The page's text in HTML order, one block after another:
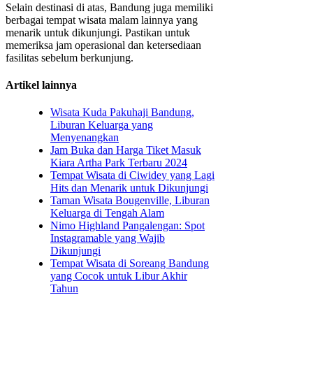
Selain destinasi di atas, Bandung juga memiliki
berbagai tempat wisata malam lainnya yang
menarik untuk dikunjungi. Pastikan untuk
memeriksa jam operasional dan ketersediaan
fasilitas sebelum berkunjung.
Artikel lainnya
Wisata Kuda Pakuhaji Bandung,
Liburan Keluarga yang
Menyenangkan
Jam Buka dan Harga Tiket Masuk
Kiara Artha Park Terbaru 2024
Tempat Wisata di Ciwidey yang Lagi
Hits dan Menarik untuk Dikunjungi
Taman Wisata Bougenville, Liburan
Keluarga di Tengah Alam
Nimo Highland Pangalengan: Spot
Instagramable yang Wajib
Dikunjungi
Tempat Wisata di Soreang Bandung
yang Cocok untuk Libur Akhir
Tahun